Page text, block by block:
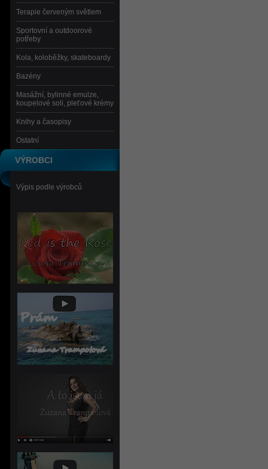
Terapie červeným světlem
Sportovní a outdoorové
potřeby
Kola, koloběžky, skateboardy
Bazény
Masážní, bylinné emulze,
koupelové soli, pleťové krémy
Knihy a časopisy
Ostatní
VÝROBCI
Výpis podle výrobců